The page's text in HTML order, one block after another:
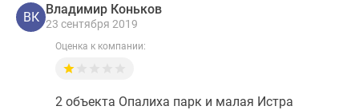
ВК
Владимир Коньков
23 сентября 2019
Оценка к компании:
2 объекта Опалиха парк и малая Истра